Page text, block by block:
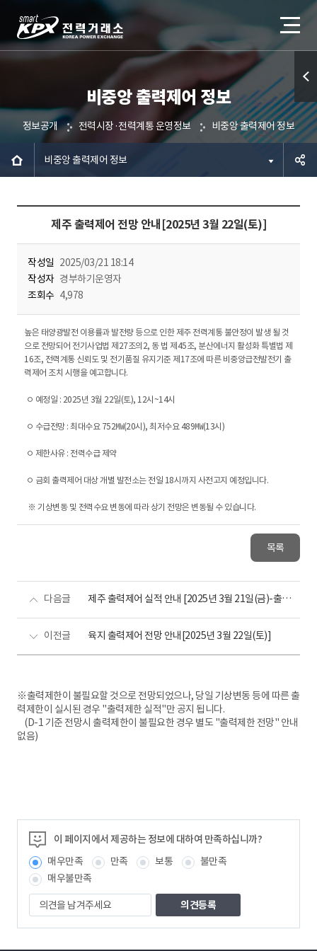
비중앙 출력제어 정보
정보공개 전력시장·전력계통 운영정보 비중앙 출력제어 정보
비중앙 출력제어 정보
제주 출력제어 전망 안내[2025년 3월 22일(토)]
작성일 2025/03/21 18:14
작성자 경부하기운영자
조회수 4,978
높은 태양광발전 이용률과 발전량 등으로 인한 제주 전력계통 불안정이 발생 될 것
으로 전망되어 전기사업법 제27조의2, 동 법 제45조, 분산에너지 활성화 특별법 제
16조, 전력계통 신뢰도 및 전기품질 유지기준 제17조에 따른 비중앙급전발전기 출
력제어 조치 시행을 예고합니다.
ㅇ 예정일 : 2025년 3월 22일(토), 12시~14시
ㅇ 수급전망 : 최대수요 752㎿(20시), 최저수요 489㎿(13시)
ㅇ 제한사유 : 전력수급 제약
ㅇ 금회 출력제어 대상 개별 발전소는 전일 18시까지 사전고지 예정입니다.
※ 기상변동 및 전력수요 변동에 따라 상기 전망은 변동될 수 있습니다.
목록
다음글 제주 출력제어 실적 안내 [2025년 3월 21일(금)-출력제어 없음]
이전글 육지 출력제어 전망 안내[2025년 3월 22일(토)]
※출력제한이 불필요할 것으로 전망되었으나, 당일 기상변동 등에 따른 출
력제한이 실시된 경우 "출력제한 실적"만 공지 됩니다.
(D-1 기준 전망시 출력제한이 불필요한 경우 별도 "출력제한 전망" 안내
없음)
이 페이지에서 제공하는 정보에 대하여 만족하십니까?
매우만족
만족 보통
불만족
매우불만족
의
견
을
퀵메
뉴 열
기